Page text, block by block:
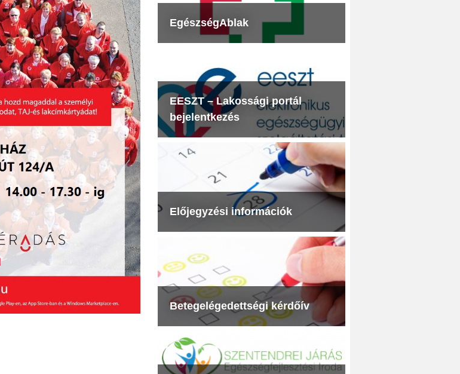
EgészségAblak
EESZT – Lakossági portál
bejelentkezés
Előjegyzési információk
Betegelégedettségi kérdőív